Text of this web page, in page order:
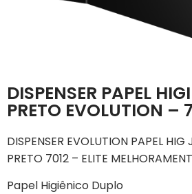
DISPENSER PAPEL
PRETO EVOLUTION –
DISPENSER EVOLUTION PAPEL
PRETO 7012 – ELITE
Papel Higiênico Duplo